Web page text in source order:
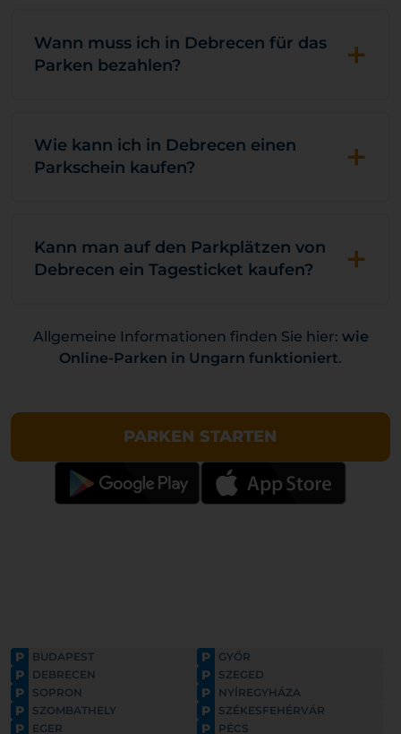
Wann muss ich in Debrecen für das
Parken bezahlen?
+
Wie kann ich in Debrecen einen
Parkschein kaufen?
+
Kann man auf den Parkplätzen von
Debrecen ein Tagesticket kaufen?
+
Allgemeine Informationen finden Sie hier: wie
Online-Parken in Ungarn funktioniert.
PARKEN STARTEN
P BUDAPEST P GYŐR
P DEBRECEN P SZEGED
P SOPRON P NYÍREGYHÁZA
P SZOMBATHELY P SZÉKESFEHÉRVÁR
P EGER P PÉCS